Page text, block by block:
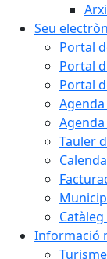
Seu
Portal
Portal
Portal
Tauler
Informació